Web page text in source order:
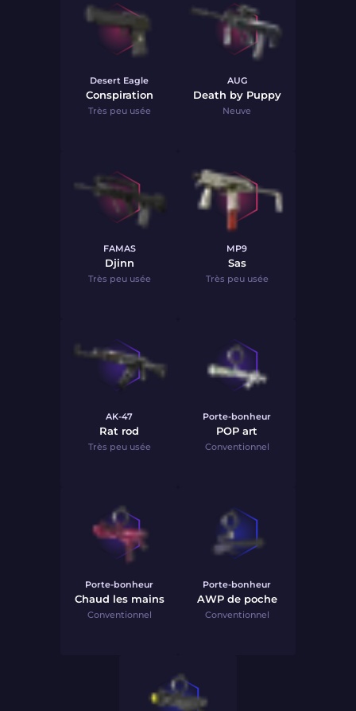
Desert Eagle
Conspiration
Très peu usée
AUG
Death by Puppy
Neuve
FAMAS
Djinn
Très peu usée
MP9
Sas
Très peu usée
AK-47
Rat rod
Très peu usée
Porte-bonheur
POP art
Conventionnel
Porte-bonheur
Chaud les mains
Conventionnel
Porte-bonheur
AWP de poche
Conventionnel